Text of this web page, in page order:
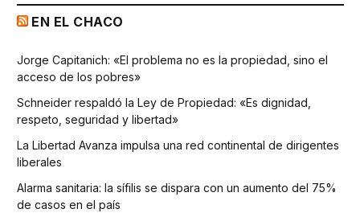
EN EL CHACO
Jorge Capitanich: «El problema no es la propiedad, sino el
acceso de los pobres»
Schneider respaldó la Ley de Propiedad: «Es dignidad,
respeto, seguridad y libertad»
La Libertad Avanza impulsa una red continental de dirigentes
liberales
Alarma sanitaria: la sífilis se dispara con un aumento del 75%
de casos en el país